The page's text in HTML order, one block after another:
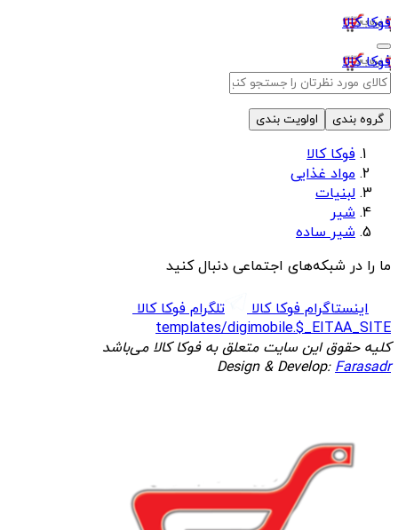
فوکا کالا
فوکا کالا
گروه بندی اولویت بندی
فوکا کالا
مواد غذایی
لبنیات
شیر
شیر ساده
ما را در شبکه‌های اجتماعی دنبال کنید
اینستاگرام فوکا کالا
تلگرام فوکا کالا
templates/digimobile.$_EITAA_SITE
کلیه حقوق این سایت متعلق به فوکا کالا می‌باشد
Design & Develop:Farasadr